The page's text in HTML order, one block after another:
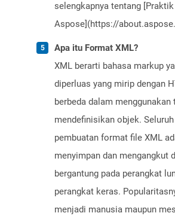
selengkapnya tentang
Aspose](https://
Apa itu Format XML?
XML berarti bahasa markup
diperluas yang mirip dengan
berbeda dalam menggunakan
mendefinisikan objek.
pembuatan format file XML
menyimpan dan mengangkut
bergantung pada perangkat
perangkat keras.
menjadi manusia maupun